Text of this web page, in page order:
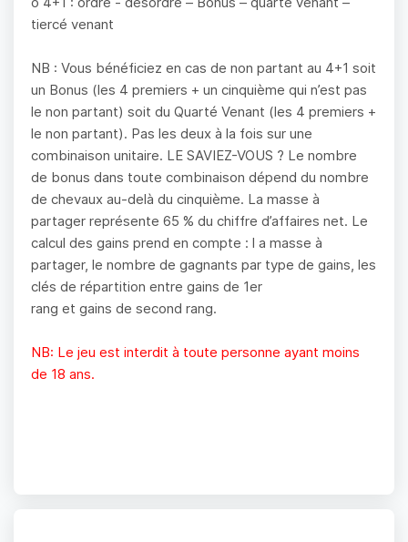
tiercé venant
NB : Vous bénéficiez en cas de non partant au 4+1 soit
un Bonus (les 4 premiers + un cinquième qui n’est pas
le non partant) soit du Quarté Venant (les 4 premiers +
le non partant). Pas les deux à la fois sur une
combinaison unitaire. LE SAVIEZ-VOUS ? Le nombre
de bonus dans toute combinaison dépend du nombre
de chevaux au-delà du cinquième. La masse à
partager représente 65 % du chiffre d’affaires net. Le
calcul des gains prend en compte : l a masse à
partager, le nombre de gagnants par type de gains, les
clés de répartition entre gains de 1er
rang et gains de second rang.
NB: Le jeu est interdit à toute personne ayant moins
de 18 ans.